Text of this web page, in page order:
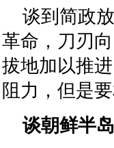
谈到简政
革命，刀刃
拔地加以推
阻力，但是
谈朝鲜半